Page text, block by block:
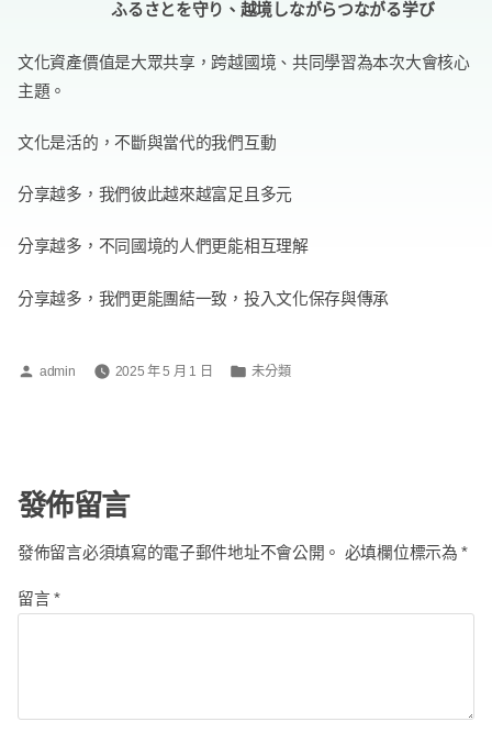
ふるさとを守り、越境しながらつながる学び
文化資產價值是大眾共享，跨越國境、共同學習為本次大會核心
主題。
文化是活的，不斷與當代的我們互動
分享越多，我們彼此越來越富足且多元
分享越多，不同國境的人們更能相互理解
分享越多，我們更能團結一致，投入文化保存與傳承
分
admin 2025 年 5 月 1 日
發
未分類
發佈留言
發佈留言必須填寫的電子郵件地址不會公開。 必填欄位標示為*
留言*